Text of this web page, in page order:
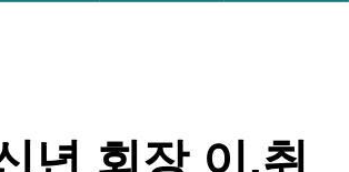
년 회장 이.취